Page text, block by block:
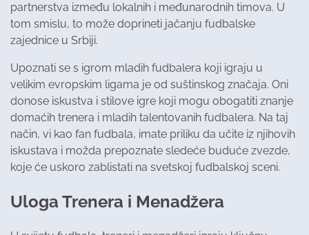
partnerstva između lokalnih i međunarodnih timova. U
tom smislu, to može doprineti jačanju fudbalske
zajednice u Srbiji.
Upoznati se s igrom mladih fudbalera koji igraju u
velikim evropskim ligama je od suštinskog značaja. Oni
donose iskustva i stilove igre koji mogu obogatiti znanje
domaćih trenera i mladih talentovanih fudbalera. Na taj
način, vi kao fan fudbala, imate priliku da učite iz njihovih
iskustava i možda prepoznate sledeće buduće zvezde,
koje će uskoro zablistati na svetskoj fudbalskoj sceni.
Uloga Trenera i Menadžera